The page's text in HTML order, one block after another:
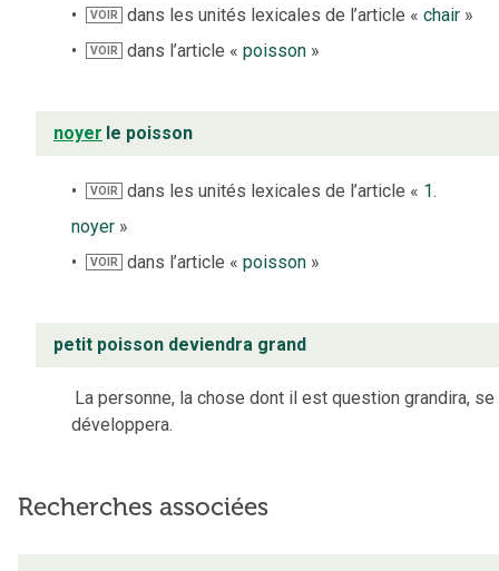
VOIR dans les unités lexicales de l’article «chair »
VOIR dans l’article «poisson »
noyer le poisson
VOIR dans les unités lexicales de l’article « 1.
noyer »
VOIR dans l’article «poisson »
petit poisson deviendra grand
La personne, la chose dont il est question grandira, se
développera.
Recherches associées